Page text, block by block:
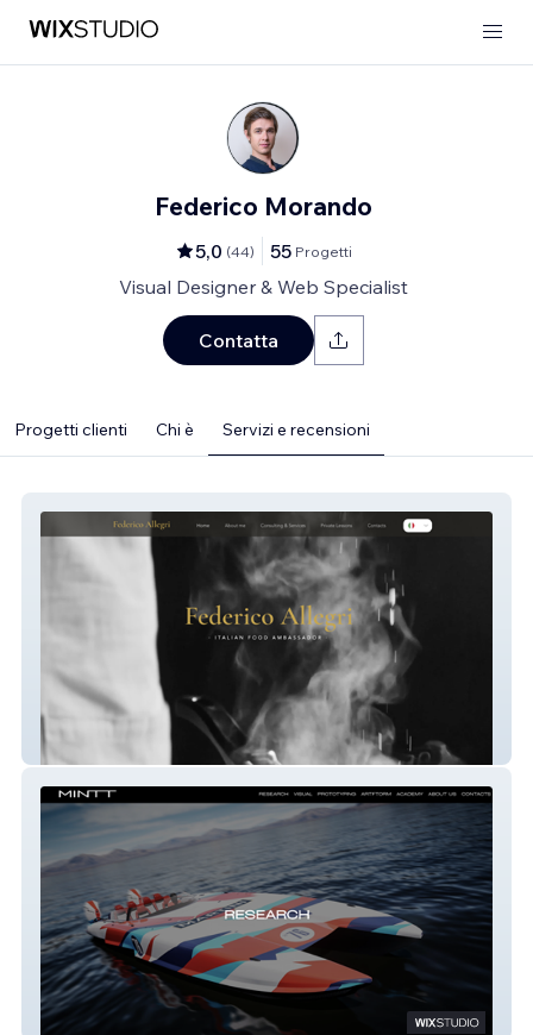
Federico Morando
5,0 (44) 55 Progetti
Visual Designer & Web Specialist
Contatta
Progetti clienti Chi è Servizi e recensioni
MINTT Design Studio